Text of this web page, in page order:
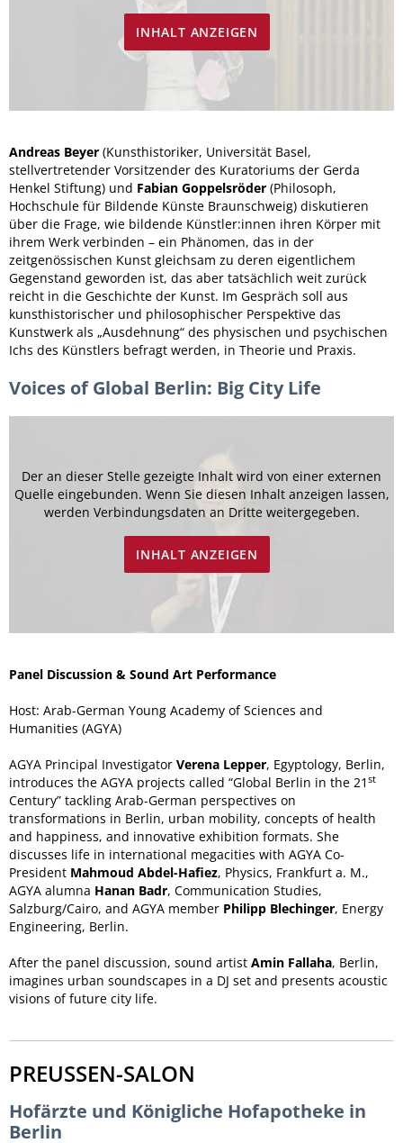
INHALT ANZEIGEN
Andreas Beyer (Kunsthistoriker, Universität Basel,
stellvertretender Vorsitzender des Kuratoriums der Gerda
Henkel Stiftung) und Fabian Goppelsröder (Philosoph,
Hochschule für Bildende Künste Braunschweig) diskutieren
über die Frage, wie bildende Künstler:innen ihren Körper mit
ihrem Werk verbinden – ein Phänomen, das in der
zeitgenössischen Kunst gleichsam zu deren eigentlichem
Gegenstand geworden ist, das aber tatsächlich weit zurück
reicht in die Geschichte der Kunst. Im Gespräch soll aus
kunsthistorischer und philosophischer Perspektive das
Kunstwerk als „Ausdehnung“ des physischen und psychischen
Ichs des Künstlers befragt werden, in Theorie und Praxis.
Voices of Global Berlin: Big City Life
Der an dieser Stelle gezeigte Inhalt wird von einer externen
Quelle eingebunden. Wenn Sie diesen Inhalt anzeigen lassen,
werden Verbindungsdaten an Dritte weitergegeben.
INHALT ANZEIGEN
Panel Discussion & Sound Art Performance
Host: Arab-German Young Academy of Sciences and
Humanities (AGYA)
AGYA Principal Investigator Verena Lepper, Egyptology, Berlin,
introduces the AGYA projects called “Global Berlin in the 21 st
Century” tackling Arab-German perspectives on
transformations in Berlin, urban mobility, concepts of health
and happiness, and innovative exhibition formats. She
discusses life in international megacities with AGYA Co-
President Mahmoud Abdel-Hafiez, Physics, Frankfurt a. M.,
AGYA alumna Hanan Badr, Communication Studies,
Salzburg/Cairo, and AGYA member Philipp Blechinger, Energy
Engineering, Berlin.
After the panel discussion, sound artist Amin Fallaha, Berlin,
imagines urban soundscapes in a DJ set and presents acoustic
visions of future city life.
PREUSSEN-SALON
Hofärzte und Königliche Hofapotheke in
Berlin